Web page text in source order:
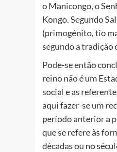
o Manicongo, o
Kongo. Segundo
(primogénito, tio
segundo a tradição
Pode-se então
reino não é um
social e as
aqui fazer-se um
período anterior a
que se refere às
décadas ou no